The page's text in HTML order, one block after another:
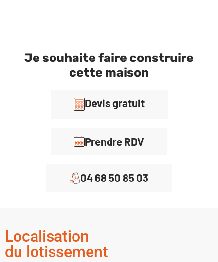
Je souhaite faire construire
cette maison
Devis gratuit
Prendre RDV
04 68 50 85 03
Localisation
du lotissement